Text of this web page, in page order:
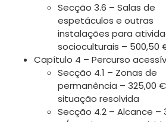
Secção 3.6 – Salas de
espetáculos e outras
instalações para
socioculturais – 500,50
Capítulo 4 – Percurso
Secção 4.1 – Zonas de
permanência – 325,00
situação resolvida
Secção 4.2 – Alcance –